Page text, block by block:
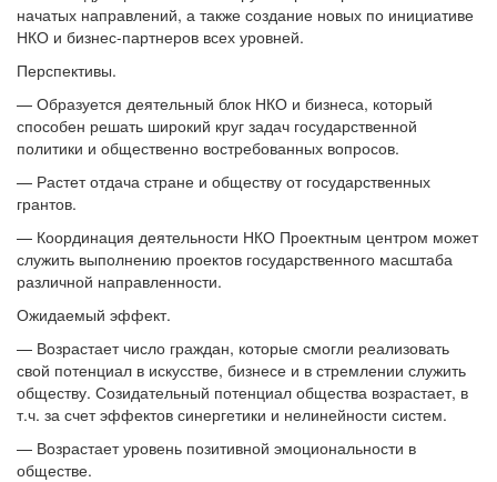
начатых направлений, а также создание новых по инициативе
НКО и бизнес-партнеров всех уровней.
Перспективы.
— Образуется деятельный блок НКО и бизнеса, который
способен решать широкий круг задач государственной
политики и общественно востребованных вопросов.
— Растет отдача стране и обществу от государственных
грантов.
— Координация деятельности НКО Проектным центром может
служить выполнению проектов государственного масштаба
различной направленности.
Ожидаемый эффект.
— Возрастает число граждан, которые смогли реализовать
свой потенциал в искусстве, бизнесе и в стремлении служить
обществу. Созидательный потенциал общества возрастает, в
т.ч. за счет эффектов синергетики и нелинейности систем.
— Возрастает уровень позитивной эмоциональности в
обществе.